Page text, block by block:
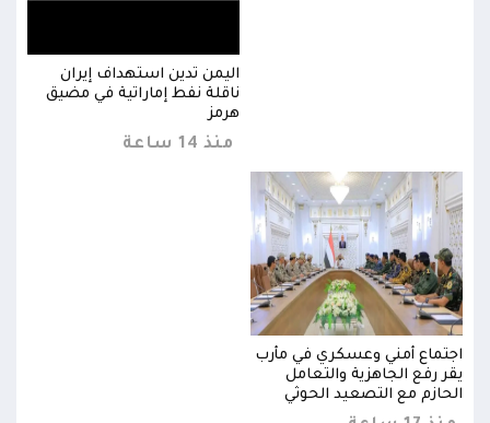
اليمن تدين استهداف إيران
ناقلة نفط إماراتية في مضيق
هرمز
منذ 14 ساعة
اجتماع أمني وعسكري في مأرب
يقر رفع الجاهزية والتعامل
الحازم مع التصعيد الحوثي